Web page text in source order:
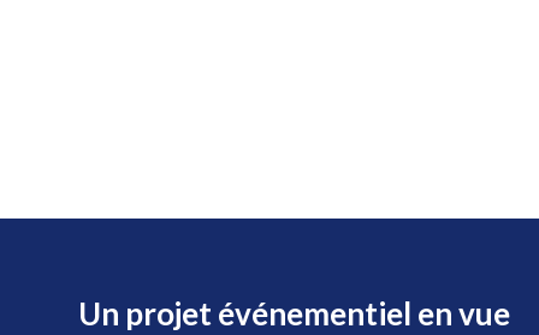
Un projet événementiel en vue